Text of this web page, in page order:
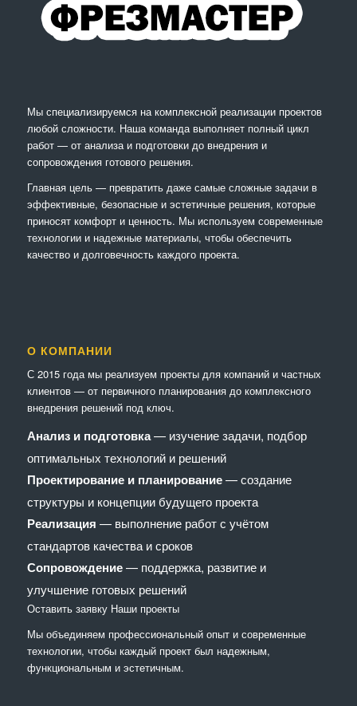
Мы специализируемся на комплексной реализации проектов
любой сложности. Наша команда выполняет полный цикл
работ — от анализа и подготовки до внедрения и
сопровождения готового решения.
Главная цель — превратить даже самые сложные задачи в
эффективные, безопасные и эстетичные решения, которые
приносят комфорт и ценность. Мы используем современные
технологии и надежные материалы, чтобы обеспечить
качество и долговечность каждого проекта.
О КОМПАНИИ
С 2015 года мы реализуем проекты для компаний и частных
клиентов — от первичного планирования до комплексного
внедрения решений под ключ.
Анализ и подготовка— изучение задачи, подбор
оптимальных технологий и решений
Проектирование и планирование— создание
структуры и концепции будущего проекта
Реализация — выполнение работ с учётом
стандартов качества и сроков
Сопровождение— поддержка, развитие и
улучшение готовых решений
Оставить заявку Наши проекты
Мы объединяем профессиональный опыт и современные
технологии, чтобы каждый проект был надежным,
функциональным и эстетичным.